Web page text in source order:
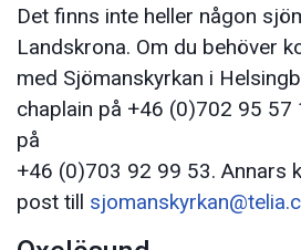
Det finns inte heller någon
Landskrona. Om du behöver
med Sjömanskyrkan i
chaplain på +46 (0)702 95 57
på
+46 (0)703 92 99 53. Annars
post till